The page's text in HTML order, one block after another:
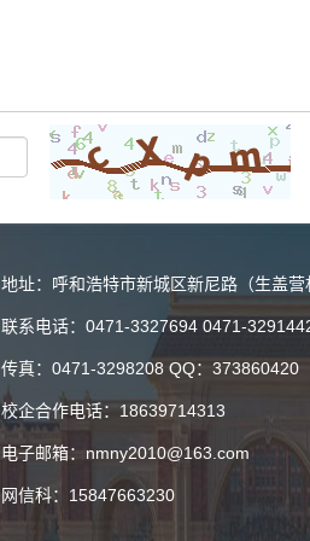
地址：呼和浩特市新城区新尼路（生盖营
联系电话：0471-3327694 0471-
传真：0471-3298208 QQ：373860420
校企合作电话：18639714313
电子邮箱：nmny2010@163.com
网信科：15847663230